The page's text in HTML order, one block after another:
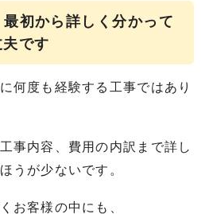
初から詳しく分かって
です
何度も経験する工事ではあり
事内容、費用の内訳まで詳し
うが少ないです。
お客様の中にも、